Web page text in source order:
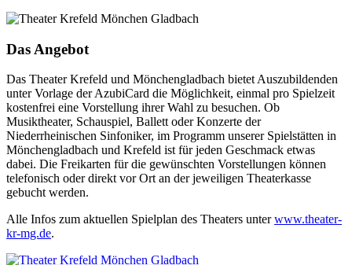
Das Angebot
Das Theater Krefeld und Mönchengladbach bietet Auszubildenden
unter Vorlage der AzubiCard die Möglichkeit, einmal pro Spielzeit
kostenfrei eine Vorstellung ihrer Wahl zu besuchen. Ob
Musiktheater, Schauspiel, Ballett oder Konzerte der
Niederrheinischen Sinfoniker, im Programm unserer Spielstätten in
Mönchengladbach und Krefeld ist für jeden Geschmack etwas
dabei. Die Freikarten für die gewünschten Vorstellungen können
telefonisch oder direkt vor Ort an der jeweiligen Theaterkasse
gebucht werden.
Alle Infos zum aktuellen Spielplan des Theaters unterwww.theater-
kr-mg.de.